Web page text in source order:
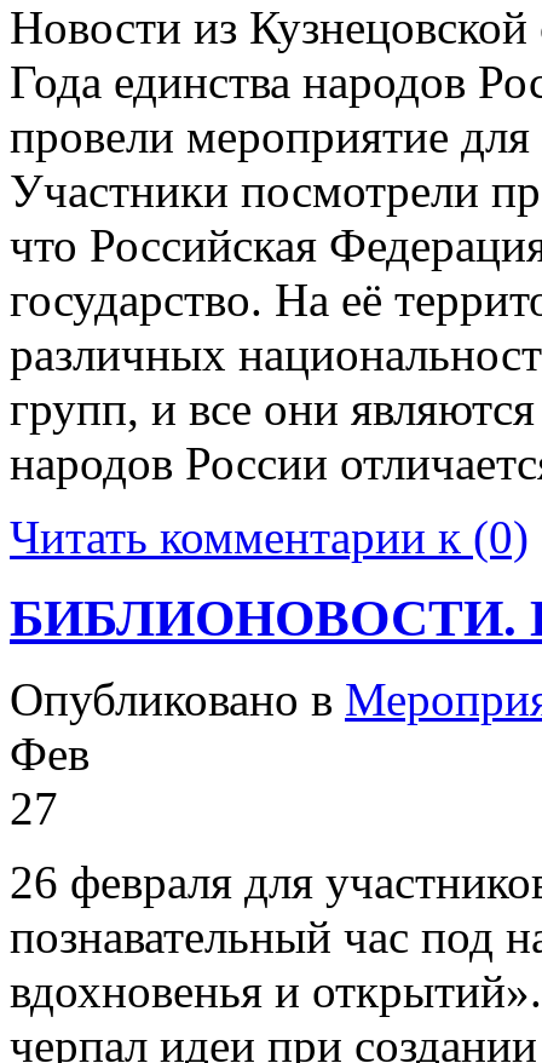
Новости из
Года единства народов
провели мероприятие
Участники посмотрели
что Российская
государство. На её
различных
групп, и все они
народов России
Читать комментарии к (0)
БИБЛИОНОВОСТИ.
Опубликовано в
Фев
27
26 февраля для
познавательный час под
вдохновенья и
черпал идеи при